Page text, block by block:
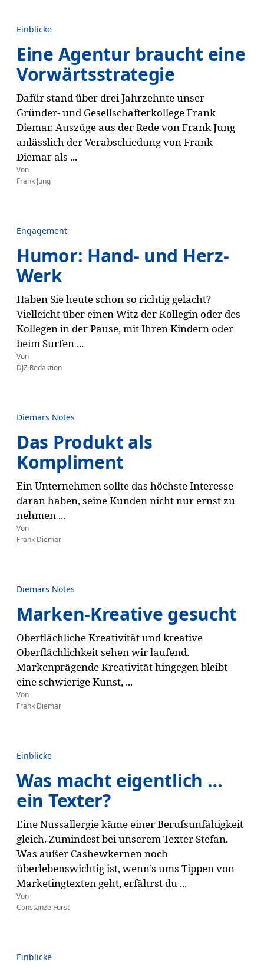
Einblicke
Eine Agentur braucht eine
Vorwärtsstrategie
Dafür stand über drei Jahrzehnte unser
Gründer- und Gesellschafterkollege Frank
Diemar. Auszüge aus der Rede von Frank Jung
anlässlich der Verabschiedung von Frank
Diemar als ...
Von
Frank Jung
Engagement
Humor: Hand- und Herz-
Werk
Haben Sie heute schon so richtig gelacht?
Vielleicht über einen Witz der Kollegin oder des
Kollegen in der Pause, mit Ihren Kindern oder
beim Surfen ...
Von
DJZ Redaktion
Diemars Notes
Das Produkt als
Kompliment
Ein Unternehmen sollte das höchste Interesse
daran haben, seine Kunden nicht nur ernst zu
nehmen ...
Von
Frank Diemar
Diemars Notes
Marken-Kreative gesucht
Oberflächliche Kreativität und kreative
Oberflächlichkeit sehen wir laufend.
Markenprägende Kreativität hingegen bleibt
eine schwierige Kunst, ...
Von
Frank Diemar
Einblicke
Was macht eigentlich …
ein Texter?
Eine Nussallergie käme einer Berufsunfähigkeit
gleich. Zumindest bei unserem Texter Stefan.
Was außer Cashewkernen noch
überlebenswichtig ist, wenn’s ums Tippen von
Marketingtexten geht, erfährst du ...
Von
Constanze Fürst
Einblicke